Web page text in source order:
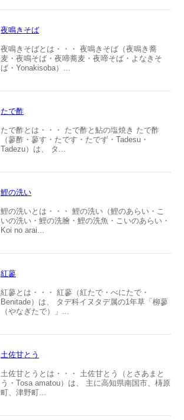
夜鳴きそば
夜鳴きそばとは・・・ 夜鳴きそば（夜鳴き蕎
麦・夜鳴そば・夜啼蕎麦・夜啼そば・よなきそ
ば・Yonakisoba）...
たで酢
たで酢とは・・・ たで酢と鮎の塩焼き たで酢
（蓼酢・蓼す・たです・たでず・Tadesu・
Tadezu）は、 タ...
鯉の洗い
鯉の洗いとは・・・ 鯉の洗い（鯉のあらい・こ
いの洗い・鯉の洗膾・鯉の洗魚・こいのあらい・
Koi no arai...
紅蓼
紅蓼とは・・・ 紅蓼（紅たで・べにたで・
Benitade）は、 タデ科イヌタデ属の1年草「柳蓼
（やなぎたで）」...
土佐甘とう
土佐甘とうとは・・・ 土佐甘とう（とさあまと
う・Tosa amatou）は、 主に高知県南国市、梼原
町、津野町...